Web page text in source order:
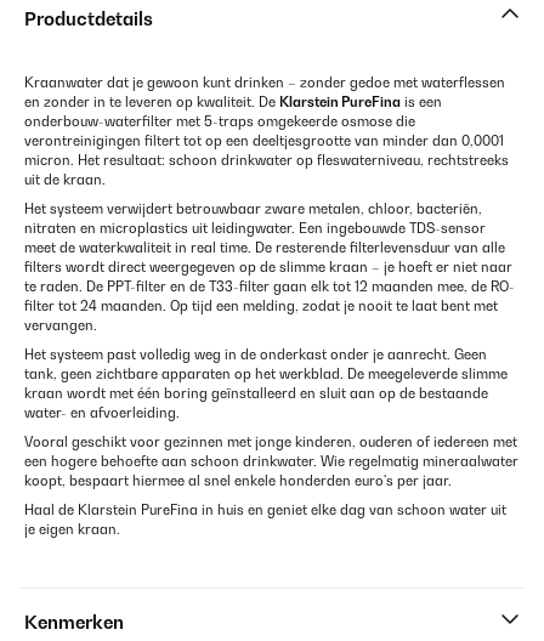
Productdetails
Kraanwater dat je gewoon kunt drinken – zonder gedoe met waterflessen
en zonder in te leveren op kwaliteit. De Klarstein PureFina is een
onderbouw-waterfilter met 5-traps omgekeerde osmose die
verontreinigingen filtert tot op een deeltjesgrootte van minder dan 0,0001
micron. Het resultaat: schoon drinkwater op fleswaterniveau, rechtstreeks
uit de kraan.
Het systeem verwijdert betrouwbaar zware metalen, chloor, bacteriën,
nitraten en microplastics uit leidingwater. Een ingebouwde TDS-sensor
meet de waterkwaliteit in real time. De resterende filterlevensduur van alle
filters wordt direct weergegeven op de slimme kraan – je hoeft er niet naar
te raden. De PPT-filter en de T33-filter gaan elk tot 12 maanden mee, de RO-
filter tot 24 maanden. Op tijd een melding, zodat je nooit te laat bent met
vervangen.
Het systeem past volledig weg in de onderkast onder je aanrecht. Geen
tank, geen zichtbare apparaten op het werkblad. De meegeleverde slimme
kraan wordt met één boring geïnstalleerd en sluit aan op de bestaande
water- en afvoerleiding.
Vooral geschikt voor gezinnen met jonge kinderen, ouderen of iedereen met
een hogere behoefte aan schoon drinkwater. Wie regelmatig mineraalwater
koopt, bespaart hiermee al snel enkele honderden euro's per jaar.
Haal de Klarstein PureFina in huis en geniet elke dag van schoon water uit
je eigen kraan.
Kenmerken